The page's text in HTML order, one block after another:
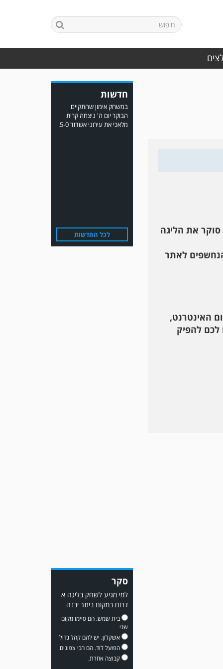
סוקר את הליגה
לאתר
האינטרנט,
לכם להפיק
חדשות
הבוקר יום ה' ניצחה קרית
מלאכי את עירוני אשדוד 5-0.
משחק אימון: מכבי יבנה גברה
למכבי ׳צבי׳ יבנה : ▫️ מיקו ממן
▫️אליאור משלי ▫️גול עצמי ▫️קובי
מור
לכל החדשות
סקר
למי מגיע לשחק בליגה א
דרום במקום ביתר יבנה
בית שמש. הם סיימו מקום
שני
אשקלון. יש להם קהל גדול
הפועל לוד. הם הכי צפונים.
קבוצה אחרת.